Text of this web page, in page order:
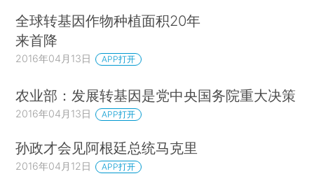
全球转基因作物种植面积20年
来首降
2016年04月13日 APP打开
农业部：发展转基因是党中央国务院重大决策
2016年04月13日 APP打开
孙政才会见阿根廷总统马克里
2016年04月12日 APP打开